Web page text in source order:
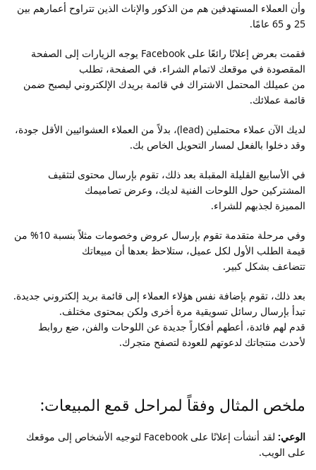
وأن العملاء المستهدفين هم من الذكور والإناث الذين تتراوح أعمارهم بين
25 و 65 عامًا.
فقمت بعرض إعلانًا رائعًا على Facebook يوجه الزيارات إلى الصفحة
المقصودة في موقعك لاتمام الشراء. في الصفحة، تطلب
من عميلك المحتمل الاشتراك في قائمة بريدك الإلكتروني ليصبح ضمن
قائمة عملائك.
لديك الآن عملاء محتملين (lead)، بدلاً من العملاء العشوائيين الأقل جودة،
وقد دخلوا بالفعل لمسار التحويل الخاص بك.
في الأسابيع القليلة المقبلة بعد ذلك، تقوم بإرسال محتوى لتثقيف
المشتركين حول اللوحات الفنية لديك، وعرض تصاميمك
المميزة لجذبهم للشراء.
وفي مرحلة متقدمة تقوم بإرسال عروض وخصومات مثلاً بنسبة 10% من
قيمة الطلب الأول لكل عميل، ستلاحظ بعدها أن مبيعاتك
تتضاعف بشكل كبير.
بعد ذلك، تقوم بإضافة نفس هؤلاء العملاء إلى قائمة بريد إلكتروني جديدة.
تبدأ بإرسال رسائل تسويقية مرة أخرى ولكن بمحتوى مختلف.
قدم لهم فائدة، أعطهم أفكاراً جديدة عن اللوحات والفن، ضع روابط
لأحدث منتجاتك لدعوتهم للعودة لتصفح متجرك.
ملخص المثال وفقاً لمراحل قمع المبيعات:
الوعي:
لقد أنشأت إعلانًا على Facebook لتوجيه الأشخاص إلى موقعك
على الويب.